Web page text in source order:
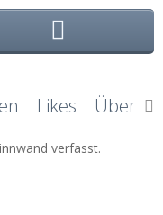
Likes Über
verfasst.